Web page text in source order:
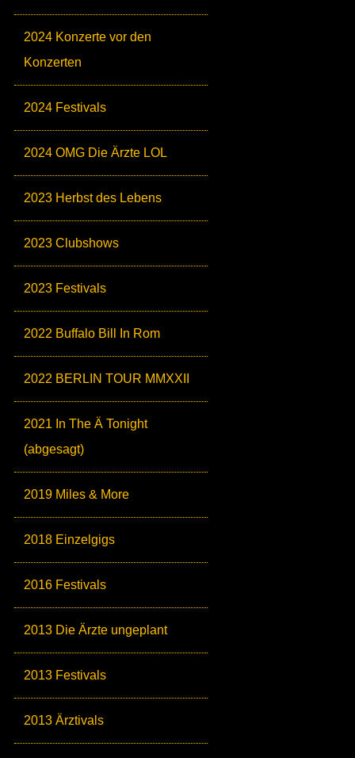
2024 Konzerte vor den
Konzerten
2024 Festivals
2024 OMG Die Ärzte LOL
2023 Herbst des Lebens
2023 Clubshows
2023 Festivals
2022 Buffalo Bill In Rom
2022 BERLIN TOUR MMXXII
2021 In The Ä Tonight
(abgesagt)
2019 Miles & More
2018 Einzelgigs
2016 Festivals
2013 Die Ärzte ungeplant
2013 Festivals
2013 Ärztivals